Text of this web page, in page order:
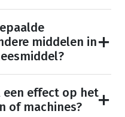
middelen in
een effect op het
of machines?